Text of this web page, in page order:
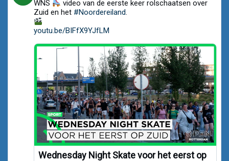
by
Noordereiland.org
WNS
video van de eerste keer rolschaatsen over
Zuid en het #Noordereiland.
youtu.be/BIFfX9YJfLM
Wednesday Night Skate voor het eerst op